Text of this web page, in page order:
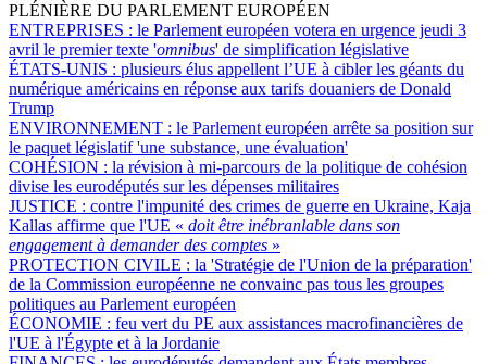
PLÉNIÈRE DU PARLEMENT EUROPÉEN
ENTREPRISES : le Parlement européen votera en urgence jeudi 3
avril le premier texte 'omnibus' de simplification législative
ÉTATS-UNIS : plusieurs élus appellent l’UE à cibler les géants du
numérique américains en réponse aux tarifs douaniers de Donald
Trump
ENVIRONNEMENT : le Parlement européen arrête sa position sur
le paquet législatif 'une substance, une évaluation'
COHÉSION : la révision à mi-parcours de la politique de cohésion
divise les eurodéputés sur les dépenses militaires
JUSTICE : contre l'impunité des crimes de guerre en Ukraine, Kaja
Kallas affirme que l'UE « doit être inébranlable dans son
engagement à demander des comptes »
PROTECTION CIVILE : la 'Stratégie de l'Union de la préparation'
de la Commission européenne ne convainc pas tous les groupes
politiques au Parlement européen
ÉCONOMIE : feu vert du PE aux assistances macrofinancières de
l'UE à l'Égypte et à la Jordanie